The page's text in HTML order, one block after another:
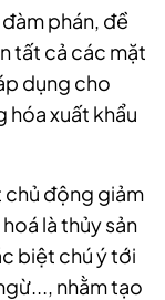
phán, đề
tất cả các mặt
dụng cho
hóa xuất khẩu
chủ động giảm
là thủy sản
biệt chú ý tới
nhằm tạo